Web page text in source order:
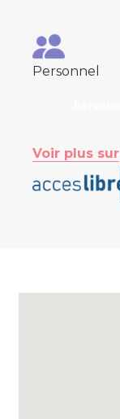
Personnel
Voir plus sur